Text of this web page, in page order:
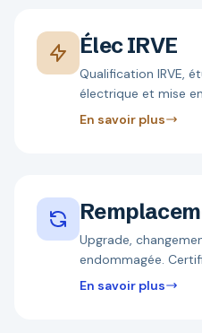
Élec IRVE
Qualification IRVE,
électrique et mise
En savoir plus
Upgrade,
endommagée.
En savoir plus